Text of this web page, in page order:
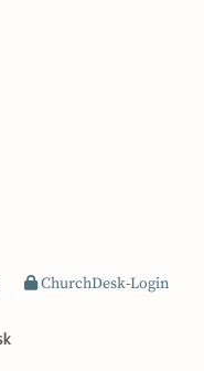
ChurchDesk-Login